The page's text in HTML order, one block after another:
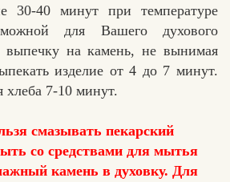
30-40 минут при температуре
для Вашего духового
на камень, не вынимая
изделие от 4 до 7 минут.
хлеба 7-10 минут.
смазывать пекарский
со средствами для мытья
камень в духовку. Для